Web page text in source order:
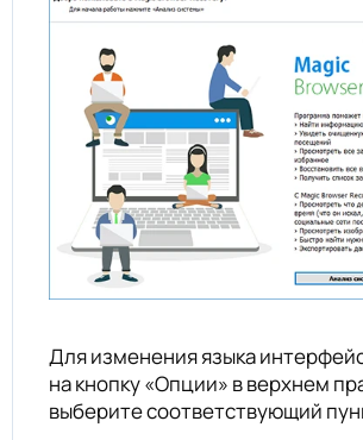
Для изменения языка
на кнопку «Опции» в верхнем
выберите соответствующий